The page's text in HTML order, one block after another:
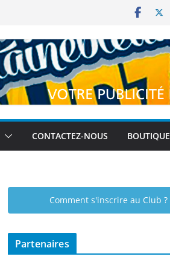
CONTACTEZ-NOUS BOUTIQUE
Comment s'inscrire au Club ?
Partenaires